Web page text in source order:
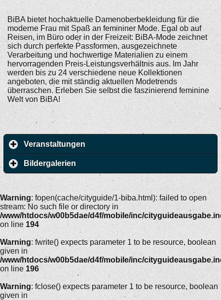
BiBA bietet hochaktuelle Damenoberbekleidung für die
moderne Frau mit Spaß an femininer Mode. Egal ob auf
Reisen, im Büro oder in der Freizeit: BiBA-Mode zeichnet
sich durch perfekte Passformen, ausgezeichnete
Verarbeitung und hochwertige Materialien zu einem
hervorragenden Preis-Leistungsverhältnis aus. Im Jahr
werden bis zu 24 verschiedene neue Kollektionen
angeboten, die mit ständig aktuellen Modetrends
überraschen. Erleben Sie selbst die faszinierend feminine
Welt von BiBA!
Veranstaltungen
Bildergalerien
Warning: fopen(cache/cityguide/1-biba.html): failed to open
stream: No such file or directory in
/www/htdocs/w00b5dae/d4f/mobile/inc/
on line 194
Warning: fwrite() expects parameter 1 to be resource, boolean
given in
/www/htdocs/w00b5dae/d4f/mobile/inc/
on line 196
Warning: fclose() expects parameter 1 to be resource, boolean
given in